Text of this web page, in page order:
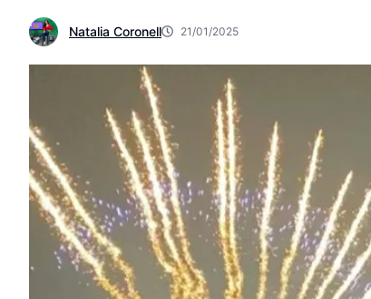
Natalia Coronell 21/01/2025